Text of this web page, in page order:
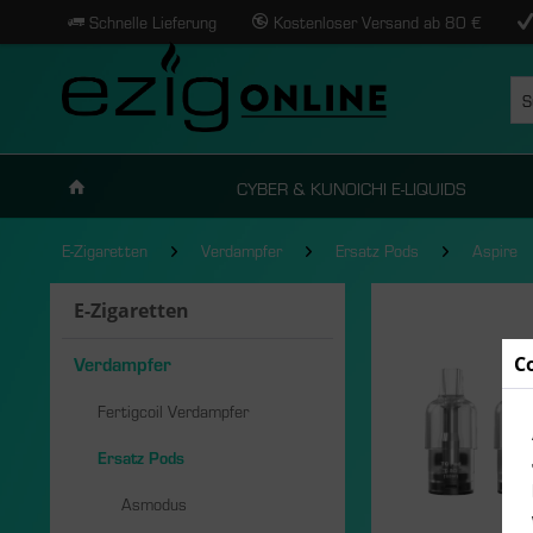
Schnelle Lieferung Kostenloser Versand ab 80 €
CYBER & KUNOICHI E-LIQUIDS
E-Zigaretten Verdampfer Ersatz Pods Aspire
E-Zigaretten
Verdampfer
Fertigcoil Verdampfer
Ersatz Pods
Asmodus